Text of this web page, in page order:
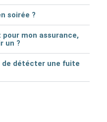
soirée ?
mon assurance,
un ?
de détécter une fuite